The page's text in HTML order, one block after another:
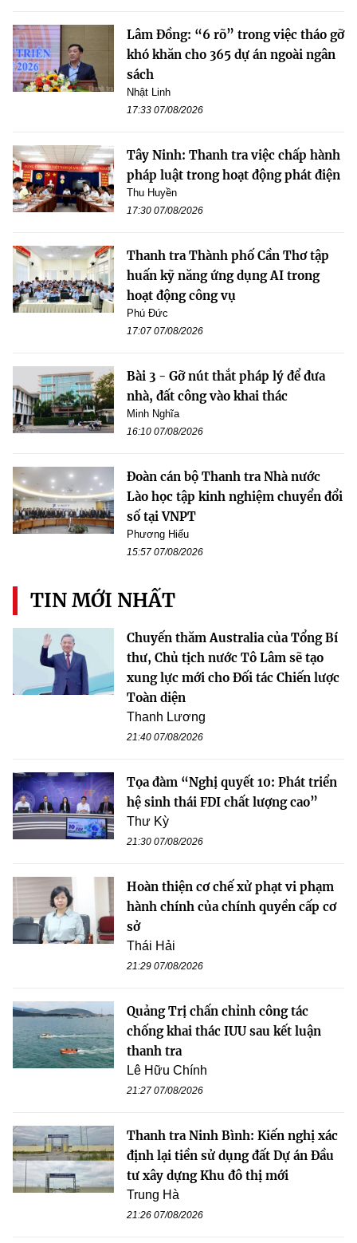
Lâm Đồng: “6 rõ” trong việc tháo gỡ
khó khăn cho 365 dự án ngoài ngân
sách
Nhật Linh
17:33 07/08/2026
Tây Ninh: Thanh tra việc chấp hành
pháp luật trong hoạt động phát điện
Thu Huyền
17:30 07/08/2026
Thanh tra Thành phố Cần Thơ tập
huấn kỹ năng ứng dụng AI trong
hoạt động công vụ
Phú Đức
17:07 07/08/2026
Bài 3 - Gỡ nút thắt pháp lý để đưa
nhà, đất công vào khai thác
Minh Nghĩa
16:10 07/08/2026
Đoàn cán bộ Thanh tra Nhà nước
Lào học tập kinh nghiệm chuyển đổi
số tại VNPT
Phương Hiếu
15:57 07/08/2026
TIN MỚI NHẤT
Chuyến thăm Australia của Tổng Bí
thư, Chủ tịch nước Tô Lâm sẽ tạo
xung lực mới cho Đối tác Chiến lược
Toàn diện
Thanh Lương
21:40 07/08/2026
Tọa đàm “Nghị quyết 10: Phát triển
hệ sinh thái FDI chất lượng cao”
Thư Kỳ
21:30 07/08/2026
Hoàn thiện cơ chế xử phạt vi phạm
hành chính của chính quyền cấp cơ
sở
Thái Hải
21:29 07/08/2026
Quảng Trị chấn chỉnh công tác
chống khai thác IUU sau kết luận
thanh tra
Lê Hữu Chính
21:27 07/08/2026
Thanh tra Ninh Bình: Kiến nghị xác
định lại tiền sử dụng đất Dự án Đầu
tư xây dựng Khu đô thị mới
Trung Hà
21:26 07/08/2026